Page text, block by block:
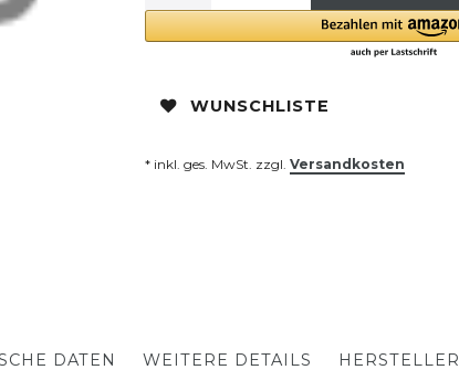
WUNSCHLISTE
* inkl. ges. MwSt. zzgl. Versandkosten
DATEN WEITERE DETAILS HERSTELLER